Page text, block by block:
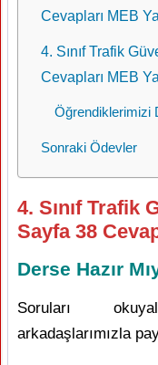
Cevapları MEB
4. Sınıf Trafik
Cevapları MEB
Öğrendiklerimizi
Sonraki Ödevler
4. Sınıf Trafik
Sayfa 38
Derse Hazır
Soruları
arkadaşlarımızla